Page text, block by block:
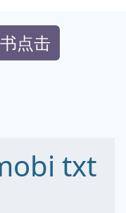
点击
txt